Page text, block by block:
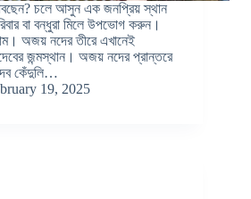
চলে আসুন এক জনপ্রিয় স্থান
বা বন্ধুরা মিলে উপভোগ করুন।
অজয় নদের তীরে এখানেই
জন্মস্থান। অজয় নদের প্রান্তরে
কেঁদুলি…
19, 2025